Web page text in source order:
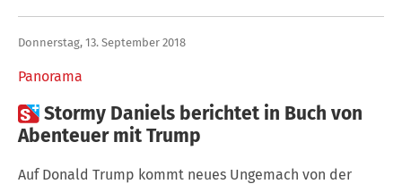
Panorama
Donnerstag, 13. September 2018
Stormy Daniels berichtet in Buch von
Abenteuer mit Trump
Auf Donald Trump kommt neues Ungemach von der